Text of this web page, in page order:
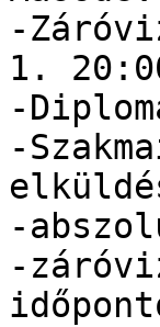
-
1.
-
-
-
-